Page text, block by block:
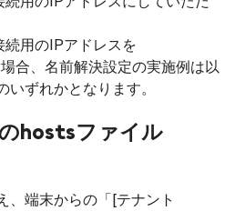
用のIPアドレスを
場合、名前解決設定の実施例は以
ずれかとなります。
hostsファイル
、端末からの「[テナント